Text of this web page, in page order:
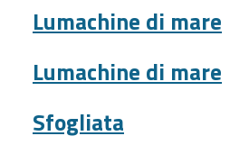
Lumachine di mare
Lumachine di mare
Sfogliata